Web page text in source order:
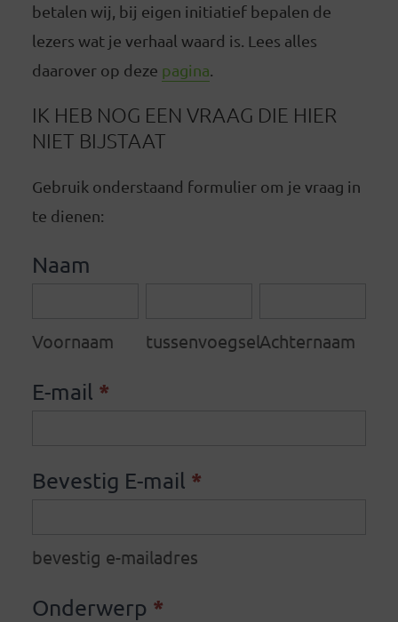
betalen wij, bij eigen initiatief bepalen de
lezers wat je verhaal waard is. Lees alles
daarover op deze pagina
IK HEB NOG EEN VRAAG DIE HIER
NIET BIJSTAAT
Gebruik onderstaand formulier om je vraag in
te dienen:
Neem
Naam
Voornaam tussenvoegselAchternaam
E-mail *
Bevestig E-mail *
bevestig e-mailadres
Onderwerp *